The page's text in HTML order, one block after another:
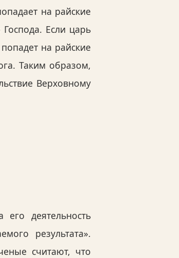
на райские
Господа. Если царь
на райские
Таким образом,
Верховному
деятельность
результата».
считают, что